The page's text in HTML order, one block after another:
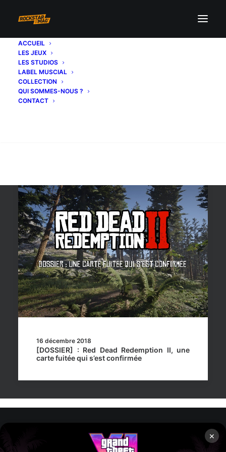
×
ACCUEIL
LES JEUX
LES STUDIOS
LABEL MUSCIAL
COLLECTION
QUI SOMMES-NOUS ?
CONTACT
16 décembre 2018
[DOSSIER] : Red Dead Redemption II, une
carte fuitée qui s’est confirmée
Rockstar Mag’, Copyright © 2013-2026 – Tous droits réservés –